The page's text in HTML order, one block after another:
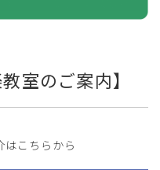
室のご案内】
はこちらから